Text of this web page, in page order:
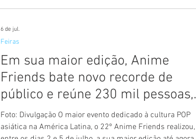
sabores autênticos. ​ Entre os destaques d
Em sua maior edição, Anime
Friends bate novo recorde de
público e reúne 230 mil pessoas,
de 2 a 5 de julho, no Distrito
Anhembi
Foto: Divulgação O maior evento dedicado à cultura POP
asiática na América Latina, o 22º Anime Friends realizou,
Feiras
6 de jul.